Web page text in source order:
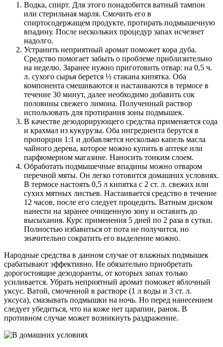
Водка, спирт. Для этого понадобится ватный тампон
или стерильная марля. Смочить его в
спиртосодержащем продукте, протирать подмышечную
впадину. После нескольких процедур запах исчезнет
надолго.
Устранить неприятный аромат поможет кора дуба.
Средство помогает забыть о проблеме приблизительно
на неделю. Заранее нужно приготовить отвар: на 0,5 ч.
л. сухого сырья берется ½ стакана кипятка. Оба
компонента смешиваются и настаиваются в термосе в
течение 30 минут, далее необходимо добавить сок
половины свежего лимона. Полученный раствор
использовать для протирания зоны подмышек.
В качестве дезодорирующего средства применяется сода
и крахмал из кукурузы. Оба ингредиента берутся в
пропорции 1:1 и добавляется несколько капель масла
чайного дерева, которое можно купить в аптеке или
парфюмерном магазине. Наносить тонким слоем.
Обработать подмышечные впадины можно отваром
перечной мяты. Он легко готовится домашних условиях.
В термосе настоять 0,5 л кипятка с 2 ст. л. свежих или
сухих мятных листьев. Настаивается средство в течение
12 часов, после его следует процедить. Ватным диском
нанести на заранее очищенную зону и оставить до
высыхания. Курс применения 5 дней по 2 раза в сутки.
Полностью избавиться от пота не получится, но
значительно сократить его выделение можно.
Народные средства в данном случае от влажных подмышек
срабатывают эффективно. Не обязательно приобретать
дорогостоящие дезодоранты, от которых запах только
усиливается. Убрать неприятный аромат поможет яблочный
уксус. Ватой, смоченной в растворе (1 л воды и 3 ст. л.
уксуса), смазывать подмышки на ночь. Но перед нанесением
следует убедиться, что на коже нет царапин, ранок. В
противном случае может возникнуть раздражение.